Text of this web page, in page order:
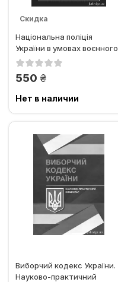
Скидка
Національна поліція
України в умовах воєнного
стану. Настільна книга...
550 грн.
Нет в наличии
Виборчий кодекс України.
Науково-практичний